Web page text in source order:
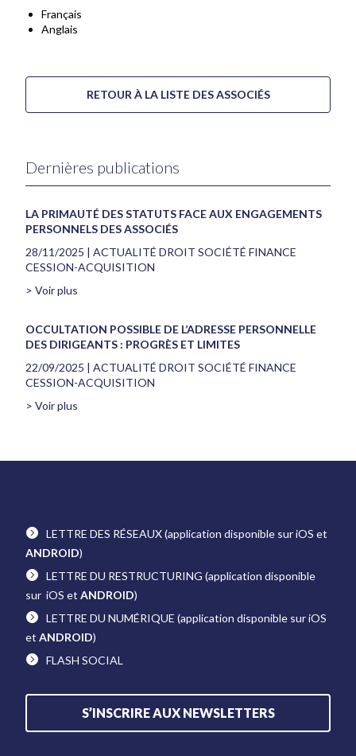
Français
Anglais
RETOUR À LA LISTE DES ASSOCIÉS
Dernières publications
LA PRIMAUTÉ DES STATUTS FACE AUX ENGAGEMENTS
PERSONNELS DES ASSOCIÉS
28/11/2025 |ACTUALITÉ DROIT SOCIÉTÉ FINANCE
CESSION-ACQUISITION
> Voir plus
OCCULTATION POSSIBLE DE L’ADRESSE PERSONNELLE
DES DIRIGEANTS : PROGRÈS ET LIMITES
22/09/2025 |ACTUALITÉ DROIT SOCIÉTÉ FINANCE
CESSION-ACQUISITION
> Voir plus
LETTRE DES RÉSEAUX(application disponible sur iOS et
ANDROID)
LETTRE DU RESTRUCTURING (application disponible
sur iOS etANDROID)
LETTRE DU NUMÉRIQUE (application disponible sur iOS
etANDROID)
FLASH SOCIAL
S’INSCRIRE AUX NEWSLETTERS